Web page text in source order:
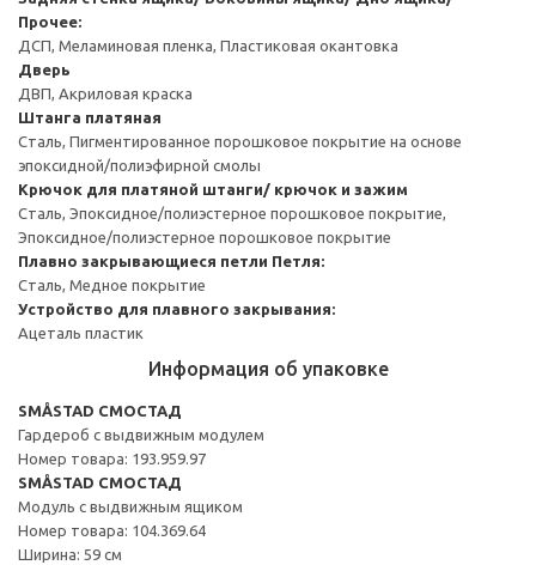
Прочее:
ДСП, Меламиновая пленка, Пластиковая окантовка
Дверь
ДВП, Акриловая краска
Штанга платяная
Сталь, Пигментированное порошковое покрытие на основе
эпоксидной/полиэфирной смолы
Крючок для платяной штанги/ крючок и зажим
Сталь, Эпоксидное/полиэстерное порошковое покрытие,
Эпоксидное/полиэстерное порошковое покрытие
Плавно закрывающиеся петли Петля:
Сталь, Медное покрытие
Устройство для плавного закрывания:
Ацеталь пластик
Информация об упаковке
SMÅSTAD СМОСТАД
Гардероб с выдвижным модулем
Номер товара: 193.959.97
SMÅSTAD СМОСТАД
Модуль с выдвижным ящиком
Номер товара: 104.369.64
Ширина: 59 см